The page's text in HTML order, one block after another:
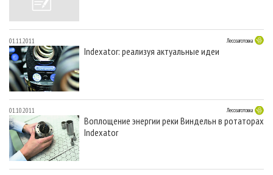
01.11.2011 Лесозаготовка
Indexator: реализуя актуальные идеи
01.10.2011 Лесозаготовка
Воплощение энергии реки Виндельн в ротаторах
Indexator